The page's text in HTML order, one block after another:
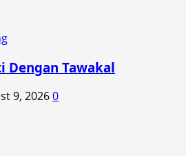
Dengan Tawakal
9, 20260